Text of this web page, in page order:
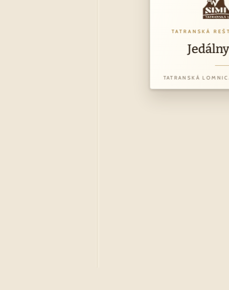
TATRANSKÁ
TATRANSKÁ